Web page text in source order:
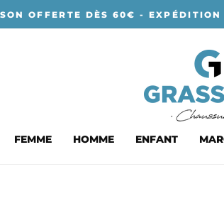
OFFERTE DÈS 60€ -
FEMME HOMME ENFANT